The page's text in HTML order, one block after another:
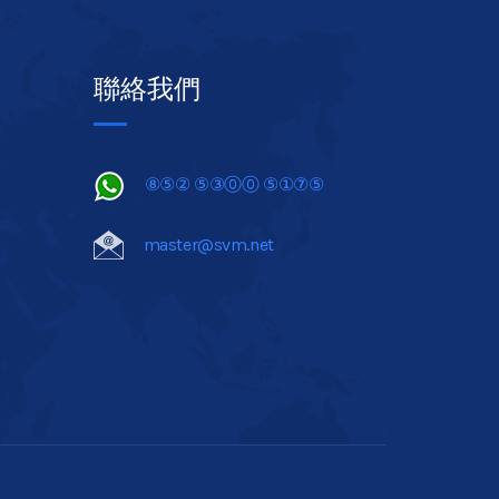
聯絡我們
⑧⑤② ⑤③⓪⓪ ⑤①⑦⑤
master@svm.net